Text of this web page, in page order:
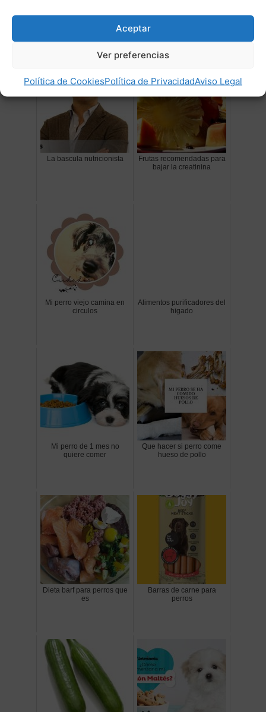
Aceptar
Ver preferencias
Política de CookiesPolítica de PrivacidadAviso Legal
Mi perro tiene insuficiencia
Es buena la cebolla para
La bascula nutricionista
Frutas recomendadas para
bajar la creatinina
Mi perro viejo camina en
circulos
Alimentos purificadores del
higado
Mi perro de 1 mes no
quiere comer
Que hacer si perro come
hueso de pollo
Dieta barf para perros que
es
Barras de carne para
perros